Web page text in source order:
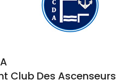
Club Des Ascenseurs